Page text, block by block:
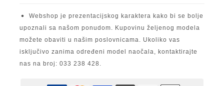
Webshop je prezentacijskog karaktera kako bi se bolje
upoznali sa našom ponudom. Kupovinu željenog modela
možete obaviti u našim poslovnicama. Ukoliko vas
isključivo zanima određeni model naočala, kontaktirajte
nas na broj: 033 238 428.